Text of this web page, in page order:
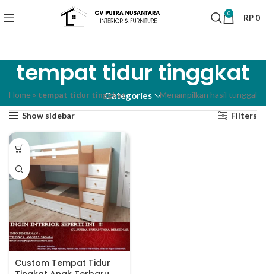
0 RP 0
tempat tidur tinggkat
Categories
Home» tempat tidur tinggkat Menampilkan hasil tunggal
Show sidebar Filters
Custom Tempat Tidur